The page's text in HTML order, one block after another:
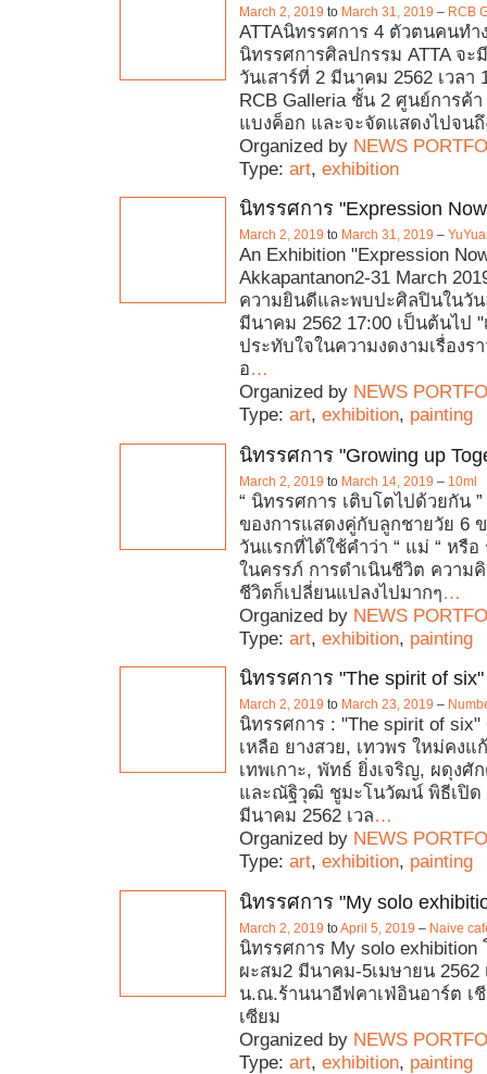
March 2, 2019 to March 31, 2019 – RCB
ATTAนิทรรศการ 4 ตัวตนคนทำ
นิทรรศการศิลปกรรม ATTA จะ
วันเสาร์ที่ 2 มีนาคม 2562 เวลา
RCB Galleria ชั้น 2 ศูนย์การค้า
แบงค็อก และจะจัดแสดงไปจน
Organized by NEWS
Type: art, exhibition
นิทรรศการ "Expression
March 2, 2019 to March 31, 2019 –
An Exhibition "Expression
Akkapantanon2-31 March
ความยินดีและพบปะศิลปินในวั
มีนาคม 2562 17:00 เป็นต้นไป
ประทับใจในความงดงามเรื่องร
อ…
Organized by NEWS
Type: art, exhibition, painting
นิทรรศการ "Growing up
March 2, 2019 to March 14, 2019 – 10ml
“ นิทรรศการ เติบโตไปด้วยกัน
ของการแสดงคู่กับลูกชายวัย 6
วันแรกที่ได้ใช้คำว่า “ แม่ “ หรื
ในครรภ์ การดำเนินชีวิต ความ
ชีวิตก็เปลี่ยนแปลงไปมากๆ…
Organized by NEWS
Type: art, exhibition, painting
นิทรรศการ "The spirit of six"
March 2, 2019 to March 23, 2019 –
นิทรรศการ : "The spirit of
เหลือ ยางสวย, เทวพร ใหม่คง
เทพเกาะ, พัทธ์ ยิ่งเจริญ, ผดุงศั
และณัฐิวุฒิ ชูมะโนวัฒน์ พิธีเปิด
มีนาคม 2562 เวล…
Organized by NEWS
Type: art, exhibition, painting
นิทรรศการ "My solo
March 2, 2019 toApril 5, 2019 – Naive
นิทรรศการ My solo exhibition
ผะสม2 มีนาคม-5เมษายน 2562
น.ณ.ร้านนาอีฟคาเฟ่​อินอาร์ต​​ เ
เซียม
Organized by NEWS
Type: art, exhibition, painting